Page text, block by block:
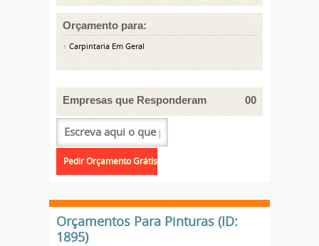
Orçamento para:
Carpintaria Em Geral
Empresas que Responderam 00
Orçamentos Para Pinturas (ID:
1895)